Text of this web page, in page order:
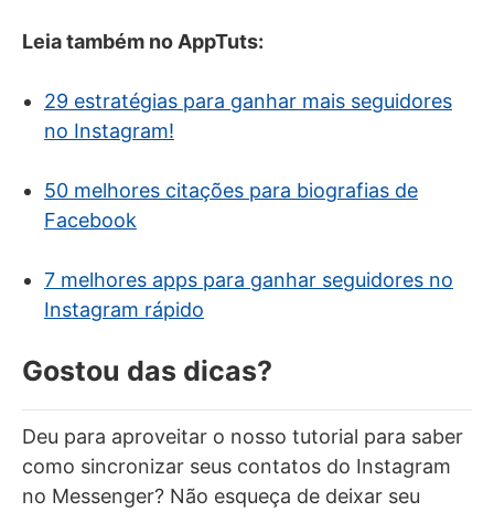
Leia também no AppTuts:
29 estratégias para ganhar mais seguidores
no Instagram!
50 melhores citações para biografias de
Facebook
7 melhores apps para ganhar seguidores no
Instagram rápido
Gostou das dicas?
Deu para aproveitar o nosso tutorial para saber
como sincronizar seus contatos do Instagram
no Messenger? Não esqueça de deixar seu